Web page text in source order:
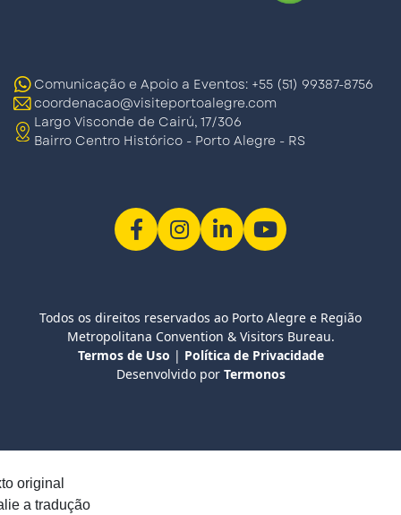
Comunicação e Apoio a Eventos: +55 (51) 99387-8756
coordenacao@visiteportoalegre.com
Largo Visconde de Cairú, 17/306
Bairro Centro Histórico - Porto Alegre - RS
Todos os direitos reservados ao Porto Alegre e Região
Metropolitana Convention & Visitors Bureau.
Termos de Uso | Política de Privacidade
Desenvolvido por Termonos
original
a tradução